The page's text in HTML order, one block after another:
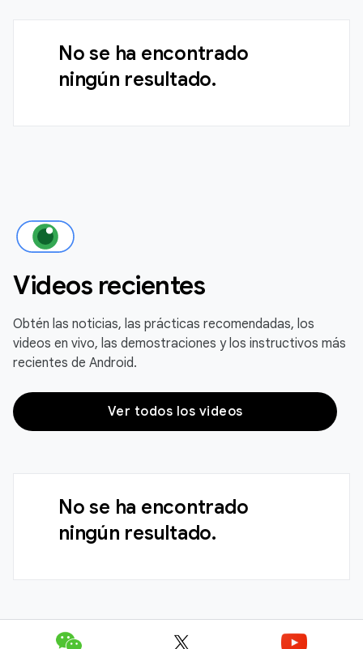
No se ha encontrado
ningún resultado.
Videos recientes
Obtén las noticias, las prácticas recomendadas, los
videos en vivo, las demostraciones y los instructivos más
recientes de Android.
Ver todos los videos
No se ha encontrado
ningún resultado.